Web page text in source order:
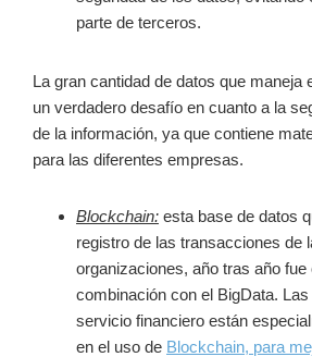
parte de terceros.
La gran cantidad de datos que maneja
un verdadero desafío en cuanto a la
de la información, ya que contiene
para las diferentes empresas.
Blockchain: esta base de datos
registro de las transacciones de
organizaciones, año tras año
combinación con el BigData.
servicio financiero están
en el uso de Blockchain, para